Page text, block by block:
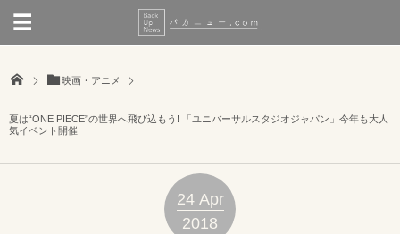
映画・アニメ
夏は“ONE PIECE”の世界へ飛び込もう! 「ユニバーサルスタジオジャパン」今年も大人
気イベント開催
24 Apr
2018